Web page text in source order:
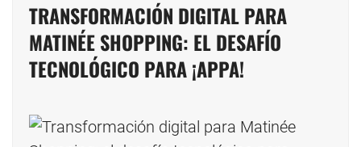
TRANSFORMACIÓN DIGITAL PARA
MATINÉE SHOPPING: EL DESAFÍO
TECNOLÓGICO PARA ¡APPA!